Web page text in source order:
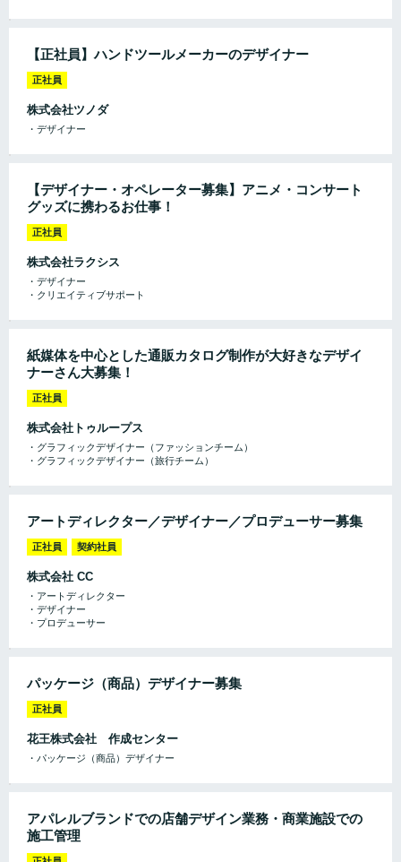
【正社員】ハンドツールメーカーのデザイナー
正社員
株式会社ツノダ
・デザイナー
【デザイナー・オペレーター募集】アニメ・コンサート
グッズに携わるお仕事！
正社員
株式会社ラクシス
・デザイナー
・クリエイティブサポート
紙媒体を中心とした通販カタログ制作が大好きなデザイ
ナーさん大募集！
正社員
株式会社トゥループス
・グラフィックデザイナー（ファッションチーム）
・グラフィックデザイナー（旅行チーム）
アートディレクター／デザイナー／プロデューサー募集
正社員 契約社員
株式会社 CC
・アートディレクター
・デザイナー
・プロデューサー
パッケージ（商品）デザイナー募集
正社員
花王株式会社 作成センター
・パッケージ（商品）デザイナー
アパレルブランドでの店舗デザイン業務・商業施設での
施工管理